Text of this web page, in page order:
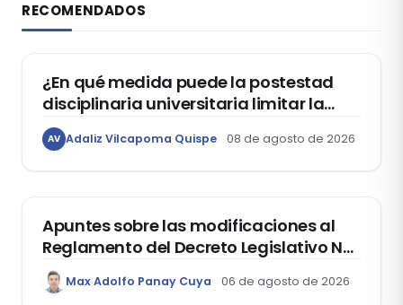
RECOMENDADOS
DERECHO CONSTITUCIONAL
¿En qué medida puede la postestad
disciplinaria universitaria limitar la
libertad de expresión de los
estudiantes?
AV Adaliz Vilcapoma Quispe 08 de agosto de 2026
Apuntes sobre las modificaciones al
Reglamento del Decreto Legislativo Nº
1400, que aprueba el Régimen de
Garantía Mobiliaria
Max Adolfo Panay Cuya 06 de agosto de 2026